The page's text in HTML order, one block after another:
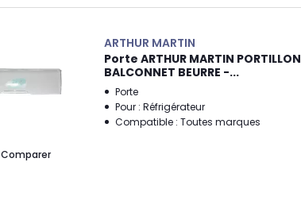
Comparer
ARTHUR MARTIN
Porte ARTHUR MARTIN PORTILLON
BALCONNET BEURRE -...
Porte
Pour : Réfrigérateur
Compatible : Toutes marques